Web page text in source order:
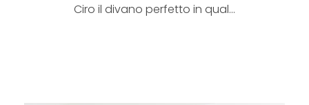
Ciro il divano perfetto in qual...